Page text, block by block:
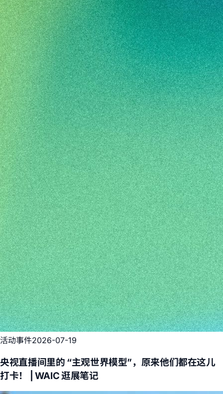
活动事件2026-07-19
央视直播间里的 “主观世界模型”，原来他们都在这儿
打卡！ | WAIC 逛展笔记